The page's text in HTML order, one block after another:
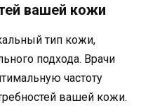
вашей кожи
тип кожи,
подхода. Врачи
частоту
вашей кожи.